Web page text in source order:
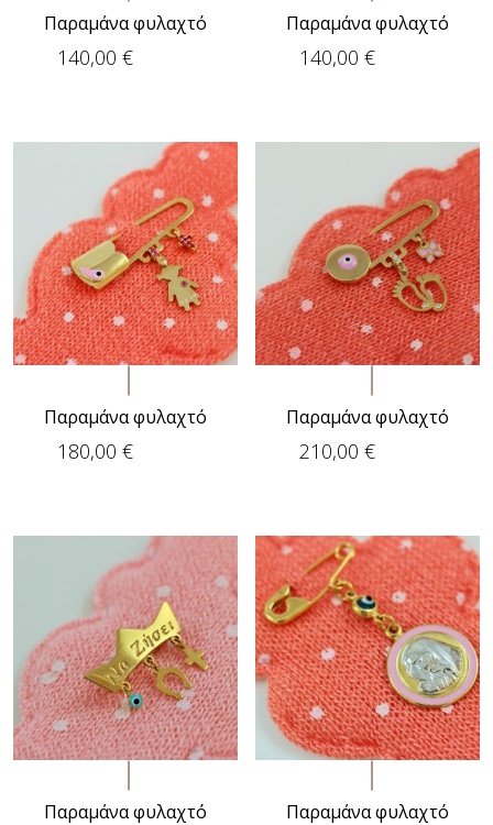
Παραμάνα φυλαχτό
140,00 €
Παραμάνα φυλαχτό
140,00€
Παραμάνα φυλαχτό
180,00 €
Παραμάνα φυλαχτό
210,00€
Παραμάνα φυλαχτό Παραμάνα φυλαχτό